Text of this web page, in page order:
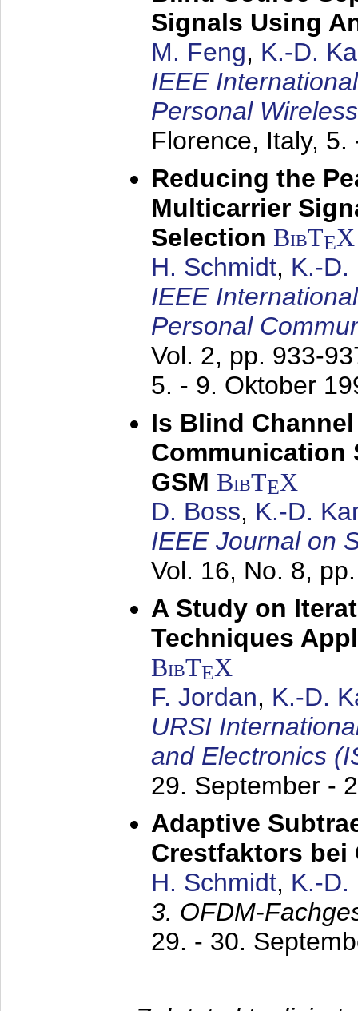
Signals Using
M. Feng, K.-D.
IEEE
Personal
Florence, Italy, 5.
Reducing the
Multicarrier
Selection BibTEX
H. Schmidt, K.-D.
IEEE
Personal
Vol. 2, pp. 933-
5. - 9. Oktober
Is Blind
Communication
GSM BibTEX
D. Boss, K.-D.
IEEE Journal on
Vol. 16, No. 8,
A Study on
Techniques
BibTEX
F. Jordan, K.-D.
URSI
and Electronics
29. September -
Adaptive
Crestfaktors bei
H. Schmidt, K.-D.
3. OFDM-
29. - 30.